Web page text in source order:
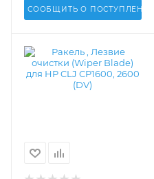
СООБЩИТЬ О ПОСТУПЛЕНИИ